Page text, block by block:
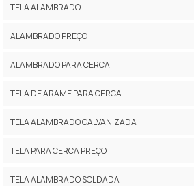
TELA ALAMBRADO
ALAMBRADO PREÇO
ALAMBRADO PARA CERCA
TELA DE ARAME PARA CERCA
TELA ALAMBRADO GALVANIZADA
TELA PARA CERCA PREÇO
TELA ALAMBRADO SOLDADA